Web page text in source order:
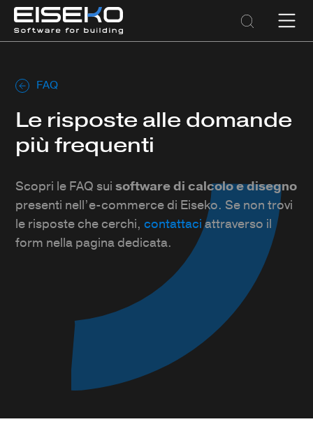
FAQ
Le risposte alle domande
più frequenti
Scopri le FAQ suisoftware di calcolo e disegno
presenti nell’e-commerce di Eiseko. Se non trovi
le risposte che cerchi,contattaciattraverso il
form nella pagina dedicata.